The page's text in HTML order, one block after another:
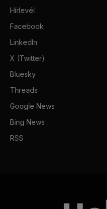
Hírlevél
Facebook
LinkedIn
X (Twitter)
Bluesky
Threads
Google News
Bing News
RSS